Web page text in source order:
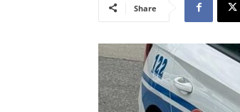
Share